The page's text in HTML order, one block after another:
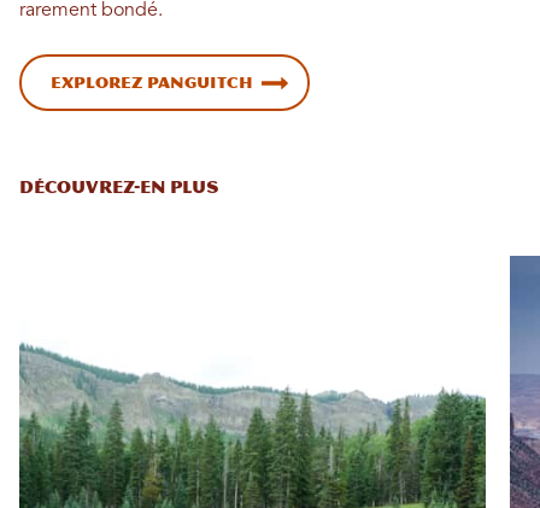
rarement bondé.
Explorez Panguitch
DÉCOUVREZ-EN PLUS